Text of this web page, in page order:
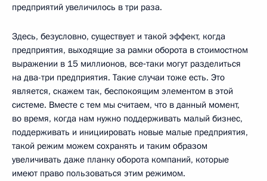
предприятий увеличилось в три раза.
Здесь, безусловно, существует и такой эффект, когда
предприятия, выходящие за рамки оборота в стоимостном
выражении в 15 миллионов, все‑таки могут разделиться
на два-три предприятия. Такие случаи тоже есть. Это
является, скажем так, беспокоящим элементом в этой
системе. Вместе с тем мы считаем, что в данный момент,
во время, когда нам нужно поддерживать малый бизнес,
поддерживать и инициировать новые малые предприятия,
такой режим можем сохранять и таким образом
увеличивать даже планку оборота компаний, которые
имеют право пользоваться этим режимом.